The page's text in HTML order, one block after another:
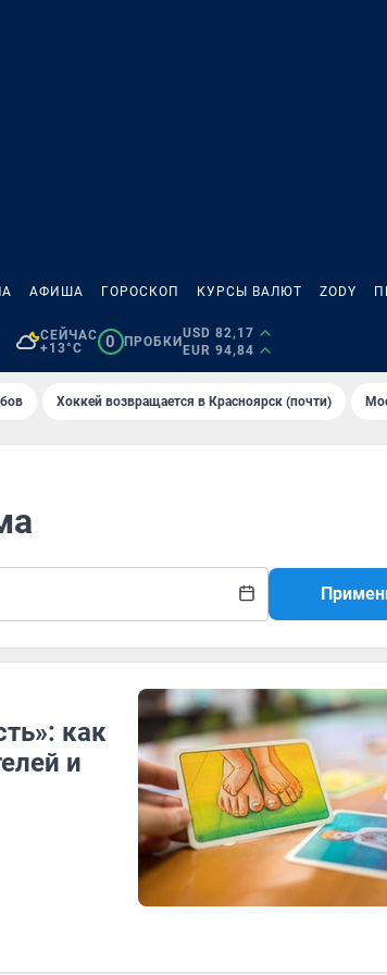
АФИША ГОРОСКОП КУРСЫ ВАЛЮТ ZODY
СЕЙЧАС
+13°C
0 ПРОБКИ
USD 82,17
EUR 94,84
Хоккей возвращается в Красноярск (почти)
как
и